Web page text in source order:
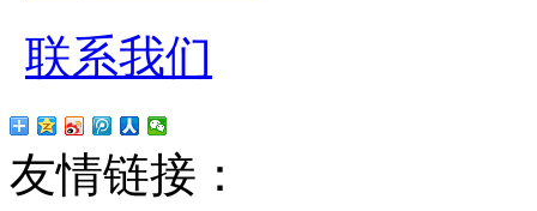
联系我们
友情链接：